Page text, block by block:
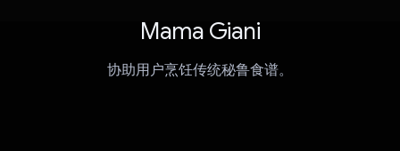
Mama Giani
协助用户烹饪传统秘鲁食谱。